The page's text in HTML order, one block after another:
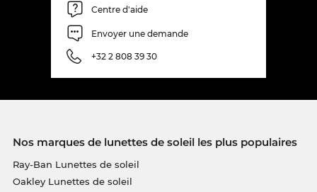
Centre d'aide
Envoyer une demande
+32 2 808 39 30
Nos marques de lunettes de soleil les plus populaires
Ray-Ban Lunettes de soleil
Oakley Lunettes de soleil